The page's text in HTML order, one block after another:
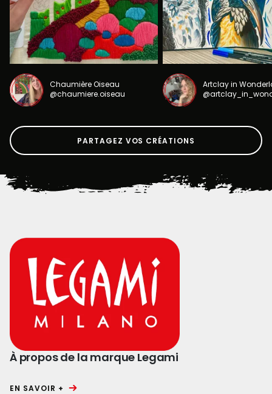
Chaumière Oiseau
@chaumiere.oiseau
Artclay in
PARTAGEZ VOS CRÉATIONS
À propos de la marque Legami
EN SAVOIR +